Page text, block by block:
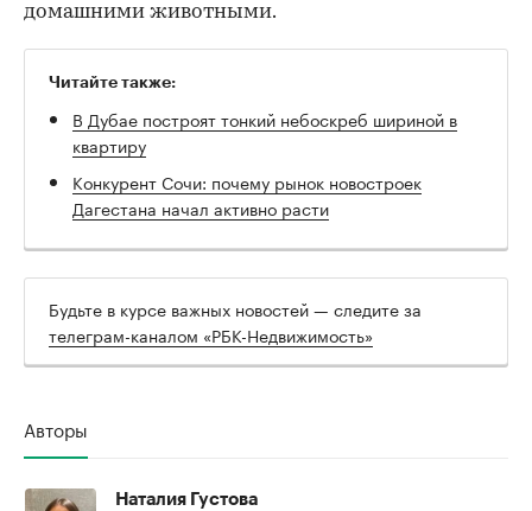
домашними животными.
Читайте также:
В Дубае построят тонкий небоскреб шириной в
квартиру
Конкурент Сочи: почему рынок новостроек
Дагестана начал активно расти
Будьте в курсе важных новостей — следите за
телеграм-каналом «РБК-Недвижимость»
Авторы
Наталия Густова